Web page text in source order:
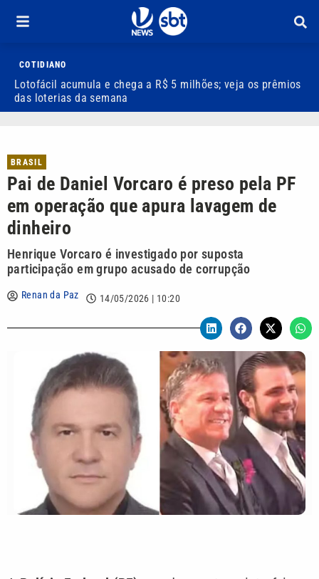
COTIDIANO
Lotofácil acumula e chega a R$ 5 milhões; veja os prêmios
das loterias da semana
BRASIL
Pai de Daniel Vorcaro é preso pela PF
em operação que apura lavagem de
dinheiro
Henrique Vorcaro é investigado por suposta
participação em grupo acusado de corrupção
Renan da Paz 14/05/2026 | 10:20